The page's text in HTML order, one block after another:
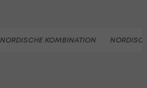
NORDISCHE KOMBINATION